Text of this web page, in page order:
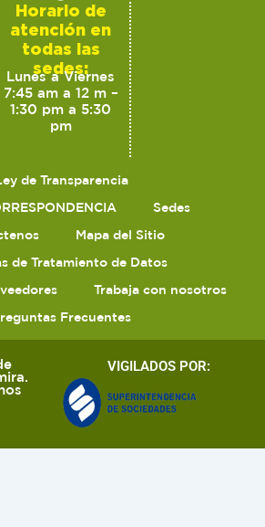
Horario de
atención en
todas las
sedes:
Lunes a Viernes
7:45 am a 12 m –
1:30 pm a 5:30
pm
de Transparencia
Sedes
Mapa del Sitio
de Tratamiento de Datos
Trabaja con nosotros
Frecuentes
VIGILADOS POR: